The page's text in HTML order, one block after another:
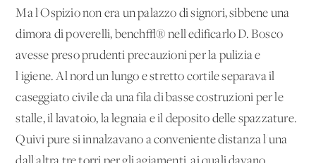
Ma l'Ospizio non era un palazzo di signori, sibbene una
dimora di poverelli, bench√® nell'edificarlo D. Bosco
avesse preso prudenti precauzioni per la pulizia e
l'igiene. Al nord un lungo e stretto cortile separava il
caseggiato civile da una fila di basse costruzioni per le
stalle, il lavatoio, la legnaia e il deposito delle spazzature.
Quivi pure si innalzavano a conveniente distanza l'una